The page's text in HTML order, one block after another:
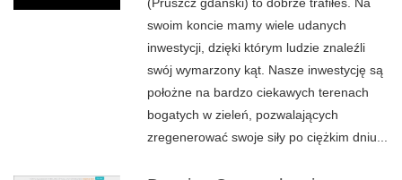
swoim koncie mamy wiele udanych
inwestycji, dzięki którym ludzie znaleźli
swój wymarzony kąt. Nasze inwestycję są
położne na bardzo ciekawych terenach
bogatych w zieleń, pozwalających
zregenerować swoje siły po ciężkim dniu...